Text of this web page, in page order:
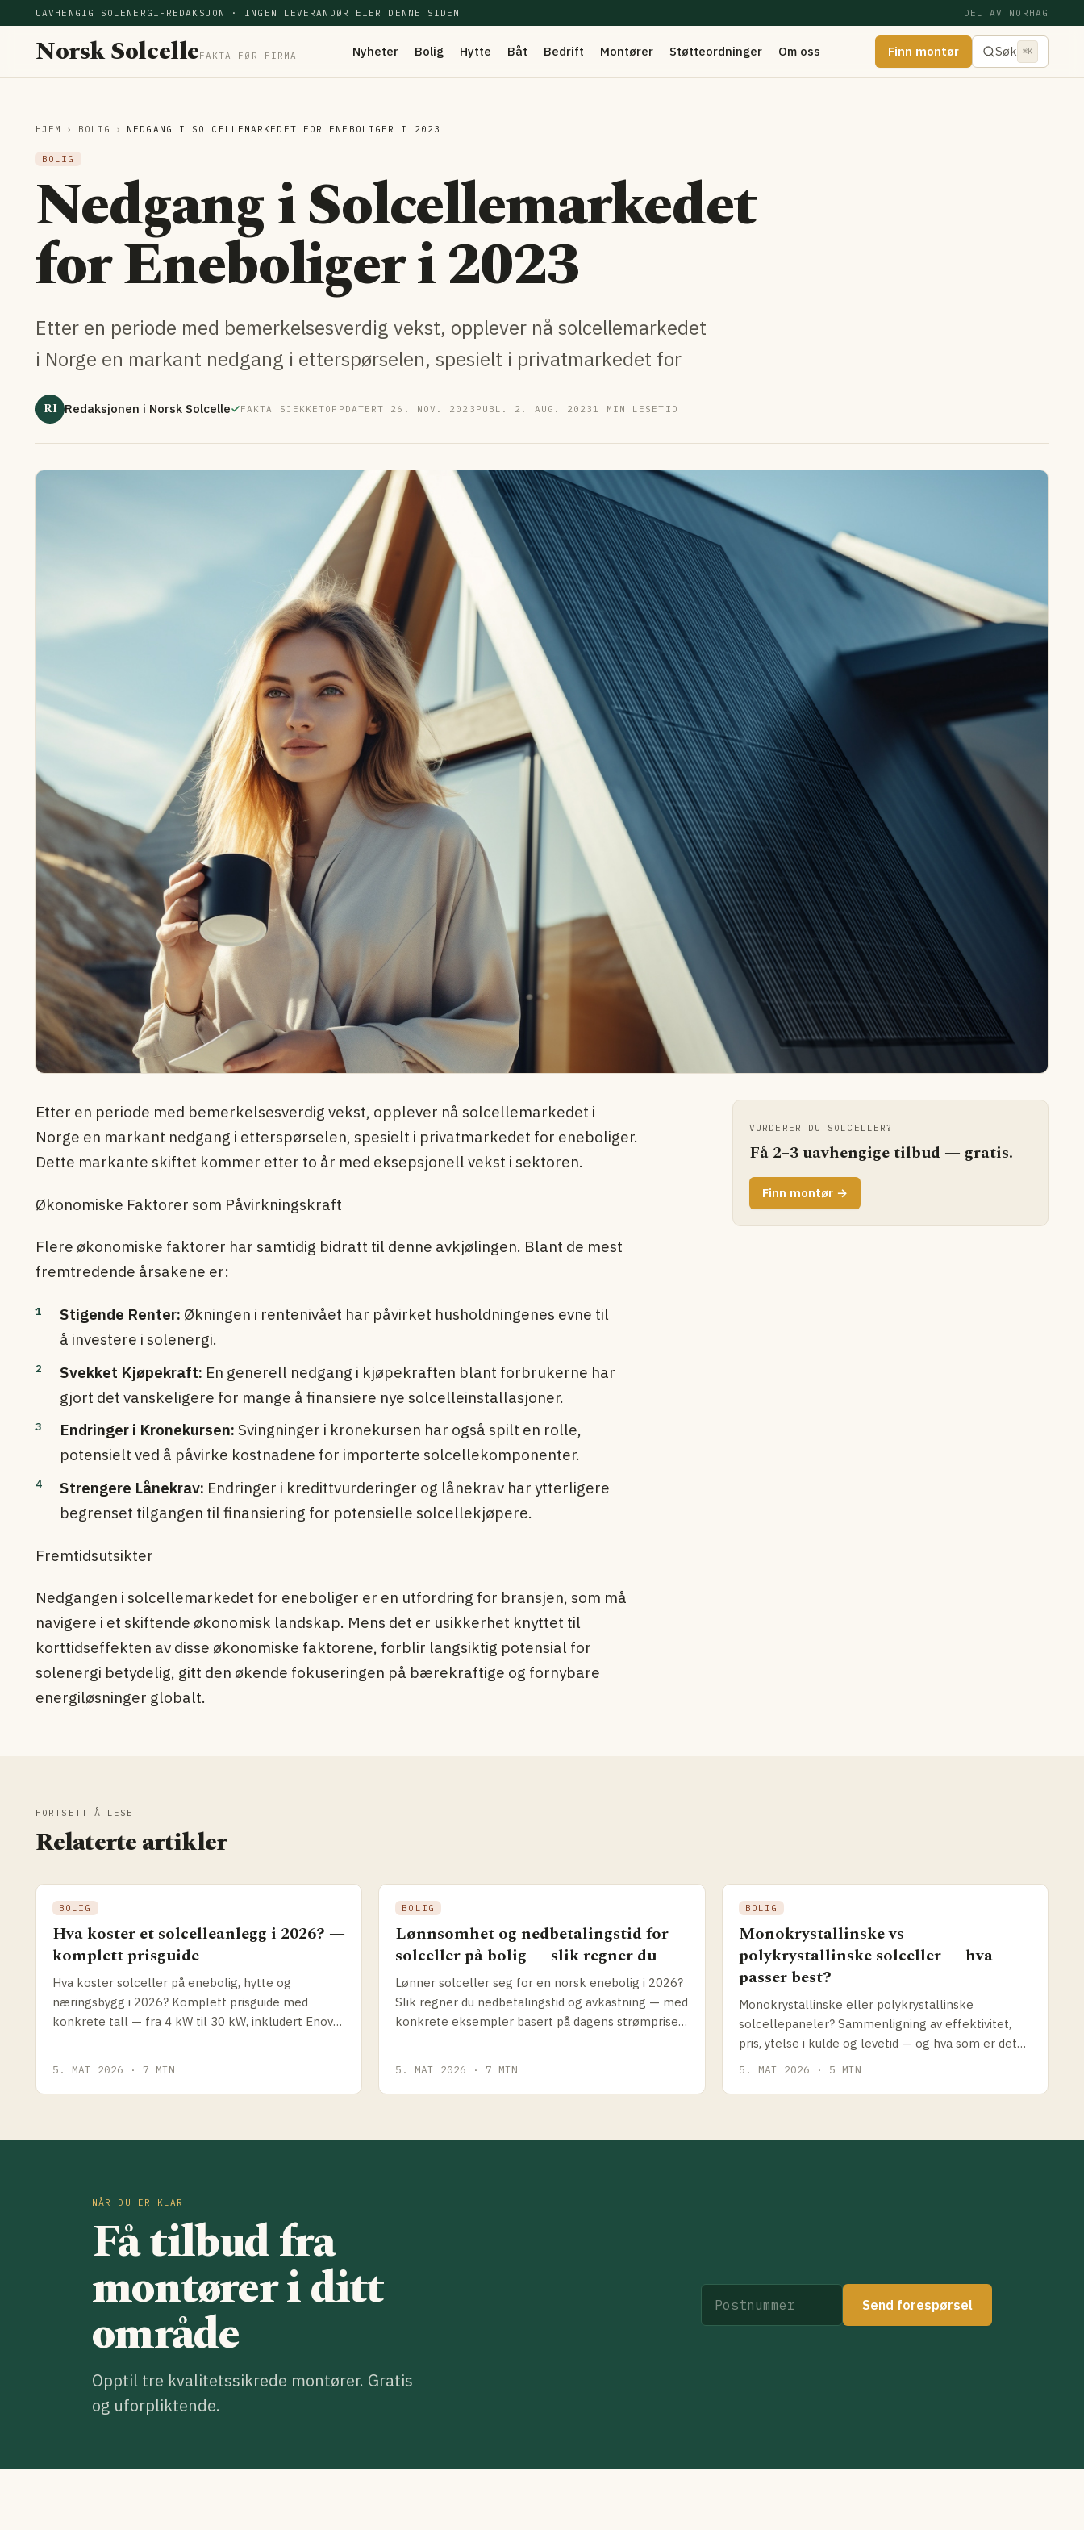
UAVHENGIG SOLENERGI-REDAKSJON · INGEN LEVERANDØR EIER DENNE SIDEN DEL AV NORHAG
Norsk SolcelleFAKTA FØR FIRMA Nyheter Bolig Hytte Båt Bedrift Montører Støtteordninger Om oss Finn montør Søk ⌘K
HJEM › BOLIG › NEDGANG I SOLCELLEMARKEDET FOR ENEBOLIGER I 2023
BOLIG
Nedgang i Solcellemarkedet
for Eneboliger i 2023
Etter en periode med bemerkelsesverdig vekst, opplever nå solcellemarkedet
i Norge en markant nedgang i etterspørselen, spesielt i privatmarkedet for
RI Redaksjonen i Norsk Solcelle FAKTA SJEKKETOPPDATERT 26. NOV. 2023 PUBL. 2. AUG. 2023 1 MIN LESETID
VURDERER DU SOLCELLER?
Få 2–3 uavhengige tilbud — gratis.
Finn montør →
Etter en periode med bemerkelsesverdig vekst, opplever nå solcellemarkedet i
Norge en markant nedgang i etterspørselen, spesielt i privatmarkedet for eneboliger.
Dette markante skiftet kommer etter to år med eksepsjonell vekst i sektoren.
Økonomiske Faktorer som Påvirkningskraft
Flere økonomiske faktorer har samtidig bidratt til denne avkjølingen. Blant de mest
fremtredende årsakene er:
Stigende Renter: Økningen i rentenivået har påvirket husholdningenes evne til
å investere i solenergi.
Svekket Kjøpekraft: En generell nedgang i kjøpekraften blant forbrukerne har
gjort det vanskeligere for mange å finansiere nye solcelleinstallasjoner.
Endringer i Kronekursen: Svingninger i kronekursen har også spilt en rolle,
potensielt ved å påvirke kostnadene for importerte solcellekomponenter.
Strengere Lånekrav: Endringer i kredittvurderinger og lånekrav har ytterligere
begrenset tilgangen til finansiering for potensielle solcellekjøpere.
Fremtidsutsikter
Nedgangen i solcellemarkedet for eneboliger er en utfordring for bransjen, som må
navigere i et skiftende økonomisk landskap. Mens det er usikkerhet knyttet til
korttidseffekten av disse økonomiske faktorene, forblir langsiktig potensial for
solenergi betydelig, gitt den økende fokuseringen på bærekraftige og fornybare
energiløsninger globalt.
FORTSETT Å LESE
Relaterte artikler
BOLIG
Hva koster et solcelleanlegg i 2026? —
komplett prisguide
Hva koster solceller på enebolig, hytte og
næringsbygg i 2026? Komplett prisguide med
konkrete tall — fra 4 kW til 30 kW, inkludert Enova-
5. MAI 2026 · 7 MIN
BOLIG
Lønnsomhet og nedbetalingstid for
solceller på bolig — slik regner du
Lønner solceller seg for en norsk enebolig i 2026?
Slik regner du nedbetalings­tid og avkastning — med
konkrete eksempler basert på dagens strømpriser,
5. MAI 2026 · 7 MIN
BOLIG
Monokrystallinske vs
polykrystallinske solceller — hva
passer best?
Monokrystallinske eller polykrystallinske
solcellepaneler? Sammenligning av effektivitet,
pris, ytelse i kulde og levetid — og hva som er det
riktige valget for norske forhold i 2026.
5. MAI 2026 · 5 MIN
NÅR DU ER KLAR
Få tilbud fra
montører i ditt
område
Opptil tre kvalitetssikrede montører. Gratis
og uforpliktende.
Send forespørsel